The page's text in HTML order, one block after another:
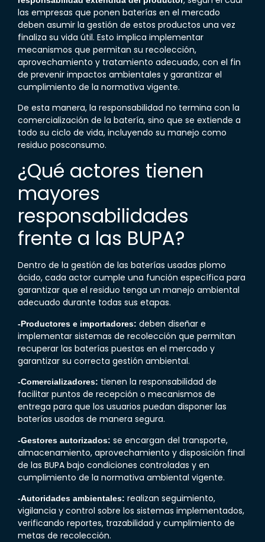
las empresas que ponen baterías en el mercado
deben asumir la gestión de estos productos una vez
finaliza su vida útil. Esto implica implementar
mecanismos que permitan su recolección,
aprovechamiento y tratamiento adecuado, con el fin
de prevenir impactos ambientales y garantizar el
cumplimiento de la normativa vigente.
De esta manera, la responsabilidad no termina con la
comercialización de la batería, sino que se extiende a
todo su ciclo de vida, incluyendo su manejo como
residuo posconsumo.
¿Qué actores tienen
mayores
responsabilidades
frente a las BUPA?
Dentro de la gestión de las baterías usadas plomo
ácido, cada actor cumple una función específica para
garantizar que el residuo tenga un manejo ambiental
adecuado durante todas sus etapas.
-Productores e importadores: deben diseñar e
implementar sistemas de recolección que permitan
recuperar las baterías puestas en el mercado y
garantizar su correcta gestión ambiental.
-Comercializadores: tienen la responsabilidad de
facilitar puntos de recepción o mecanismos de
entrega para que los usuarios puedan disponer las
baterías usadas de manera segura.
-Gestores autorizados: se encargan del transporte,
almacenamiento, aprovechamiento y disposición final
de las BUPA bajo condiciones controladas y en
cumplimiento de la normativa ambiental vigente.
-Autoridades ambientales: realizan seguimiento,
vigilancia y control sobre los sistemas implementados,
verificando reportes, trazabilidad y cumplimiento de
metas de recolección.